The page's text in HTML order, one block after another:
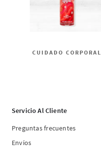
CUIDADO CORPORAL
Servicio Al Cliente
Preguntas frecuentes
Envíos